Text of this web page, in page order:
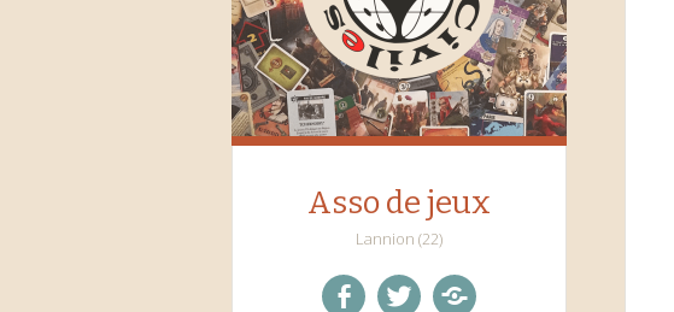
Asso de jeux
Lannion (22)